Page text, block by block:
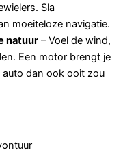
Sla
moeiteloze navigatie.
natuur – Voel de wind,
Een motor brengt je
dan ook ooit zou